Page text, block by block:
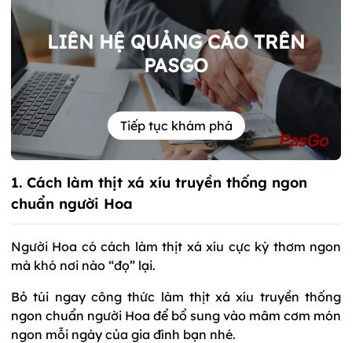
LIÊN HỆ QUẢNG CÁO TRÊN
PASGO
Tiếp tục khám phá
1. Cách làm thịt xá xíu truyền thống ngon
chuẩn người Hoa
Người Hoa có cách làm thịt xá xíu cực kỳ thơm ngon
mà khó nơi nào “đọ” lại.
Bỏ túi ngay công thức làm thịt xá xíu truyền thống
ngon chuẩn người Hoa để bổ sung vào mâm cơm món
ngon mỗi ngày của gia đình bạn nhé.